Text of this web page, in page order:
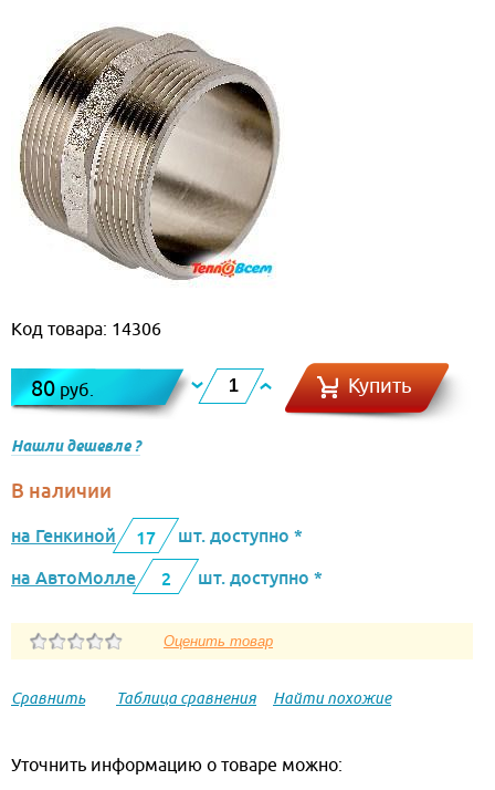
Код товара: 14306
80руб. Купить
Нашли дешевле ?
В наличии
на Генкиной 17
шт. доступно *
на АвтоМолле
2 шт. доступно *
Сравнить Таблица сравнения Найти похожие
Уточнить информацию о товаре можно: